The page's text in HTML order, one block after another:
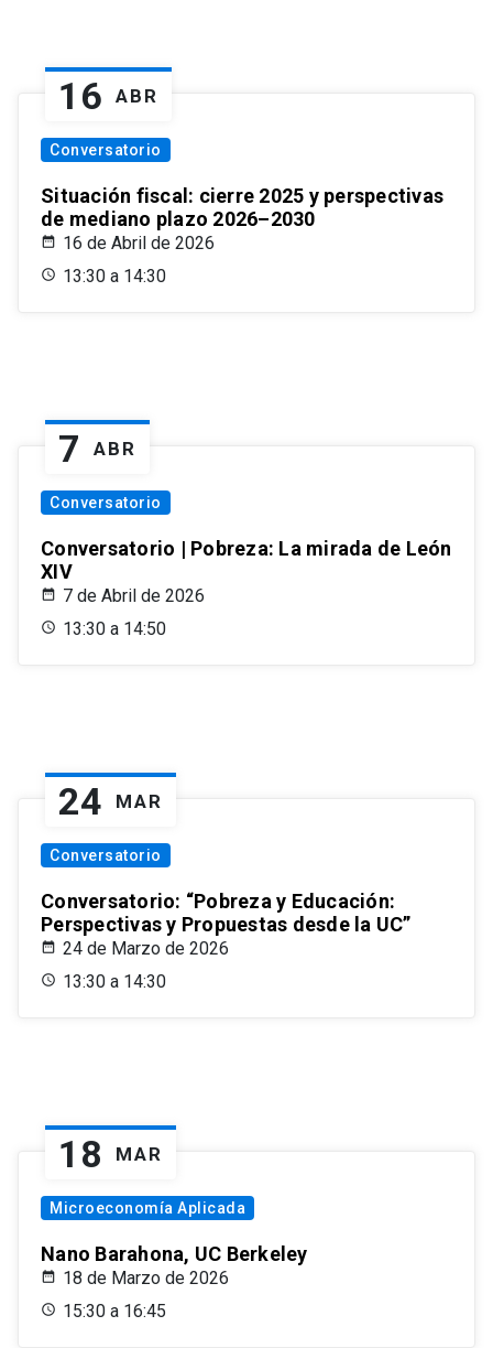
16 ABR
Conversatorio
Situación fiscal: cierre 2025 y perspectivas
de mediano plazo 2026–2030
16 de Abril de 2026
13:30 a 14:30
7 ABR
Conversatorio
Conversatorio | Pobreza: La mirada de León
XIV
7 de Abril de 2026
13:30 a 14:50
24 MAR
Conversatorio
Conversatorio: “Pobreza y Educación:
Perspectivas y Propuestas desde la UC”
24 de Marzo de 2026
13:30 a 14:30
18 MAR
Microeconomía Aplicada
Nano Barahona, UC Berkeley
18 de Marzo de 2026
15:30 a 16:45